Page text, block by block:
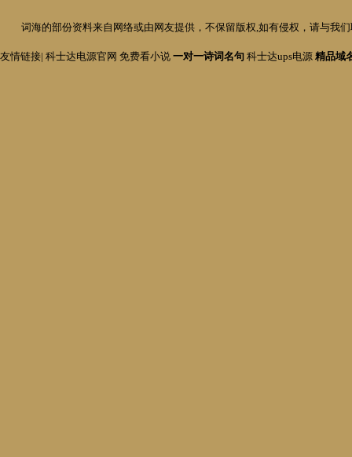
词海的部份资料来自网络或由网友提供，不保留版权,如有侵权，请与我
友情链接| 科士达电源官网 免费看小说 一对一诗词名句 科士达ups电源 精品域